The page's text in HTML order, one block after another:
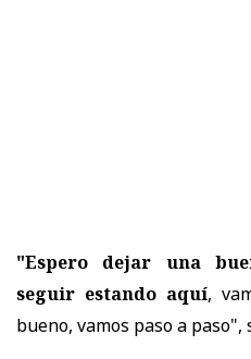
"Espero dejar una
seguir estando aquí,
bueno, vamos paso a paso",